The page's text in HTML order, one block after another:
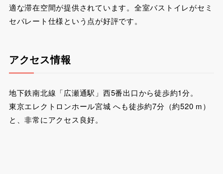
適な滞在空間が提供されています。全室バストイレがセミ
セパレート仕様という点が好評です。
アクセス情報
地下鉄南北線「広瀬通駅」西5番出口から徒歩約1分。
東京エレクトロンホール宮城 へも徒歩約7分（約520 m）
と、非常にアクセス良好。